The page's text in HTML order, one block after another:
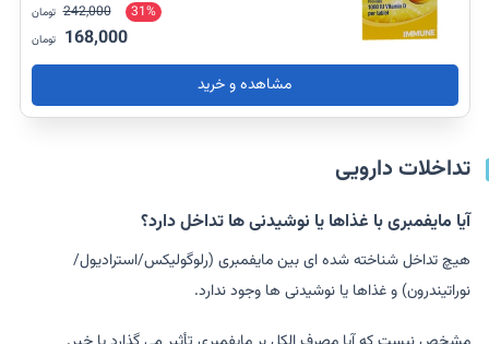
31%
242,000 تومان
168,000 تومان
مشاهده و خرید
تداخلات دارویی
آیا مایفمبری با غذاها یا نوشیدنی ها تداخل دارد؟
هیچ تداخل شناخته شده ای بین مایفمبری (رلوگولیکس/استرادیول/
نوراتیندرون) و غذاها یا نوشیدنی ها وجود ندارد.